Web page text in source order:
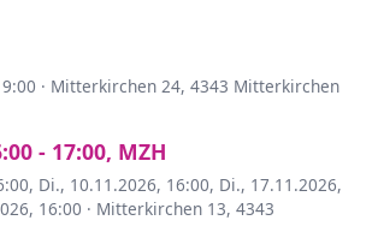
· Mitterkirchen 24, 4343 Mitterkirchen
- 17:00, MZH
, Di., 10.11.2026, 16:00, Di., 17.11.2026,
16:00 · Mitterkirchen 13, 4343